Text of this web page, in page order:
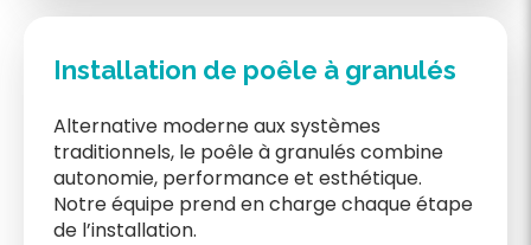
Installation de poêle à granulés
Alternative moderne aux systèmes
traditionnels, le poêle à granulés combine
autonomie, performance et esthétique.
Notre équipe prend en charge chaque étape
de l’installation.